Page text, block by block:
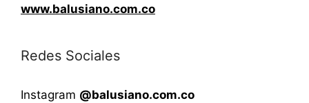
www.balusiano.com.co
Redes Sociales
Instagram @balusiano.com.co